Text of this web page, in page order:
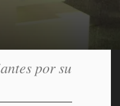
por su